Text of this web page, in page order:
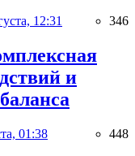
12:31 346
и
01:38 448